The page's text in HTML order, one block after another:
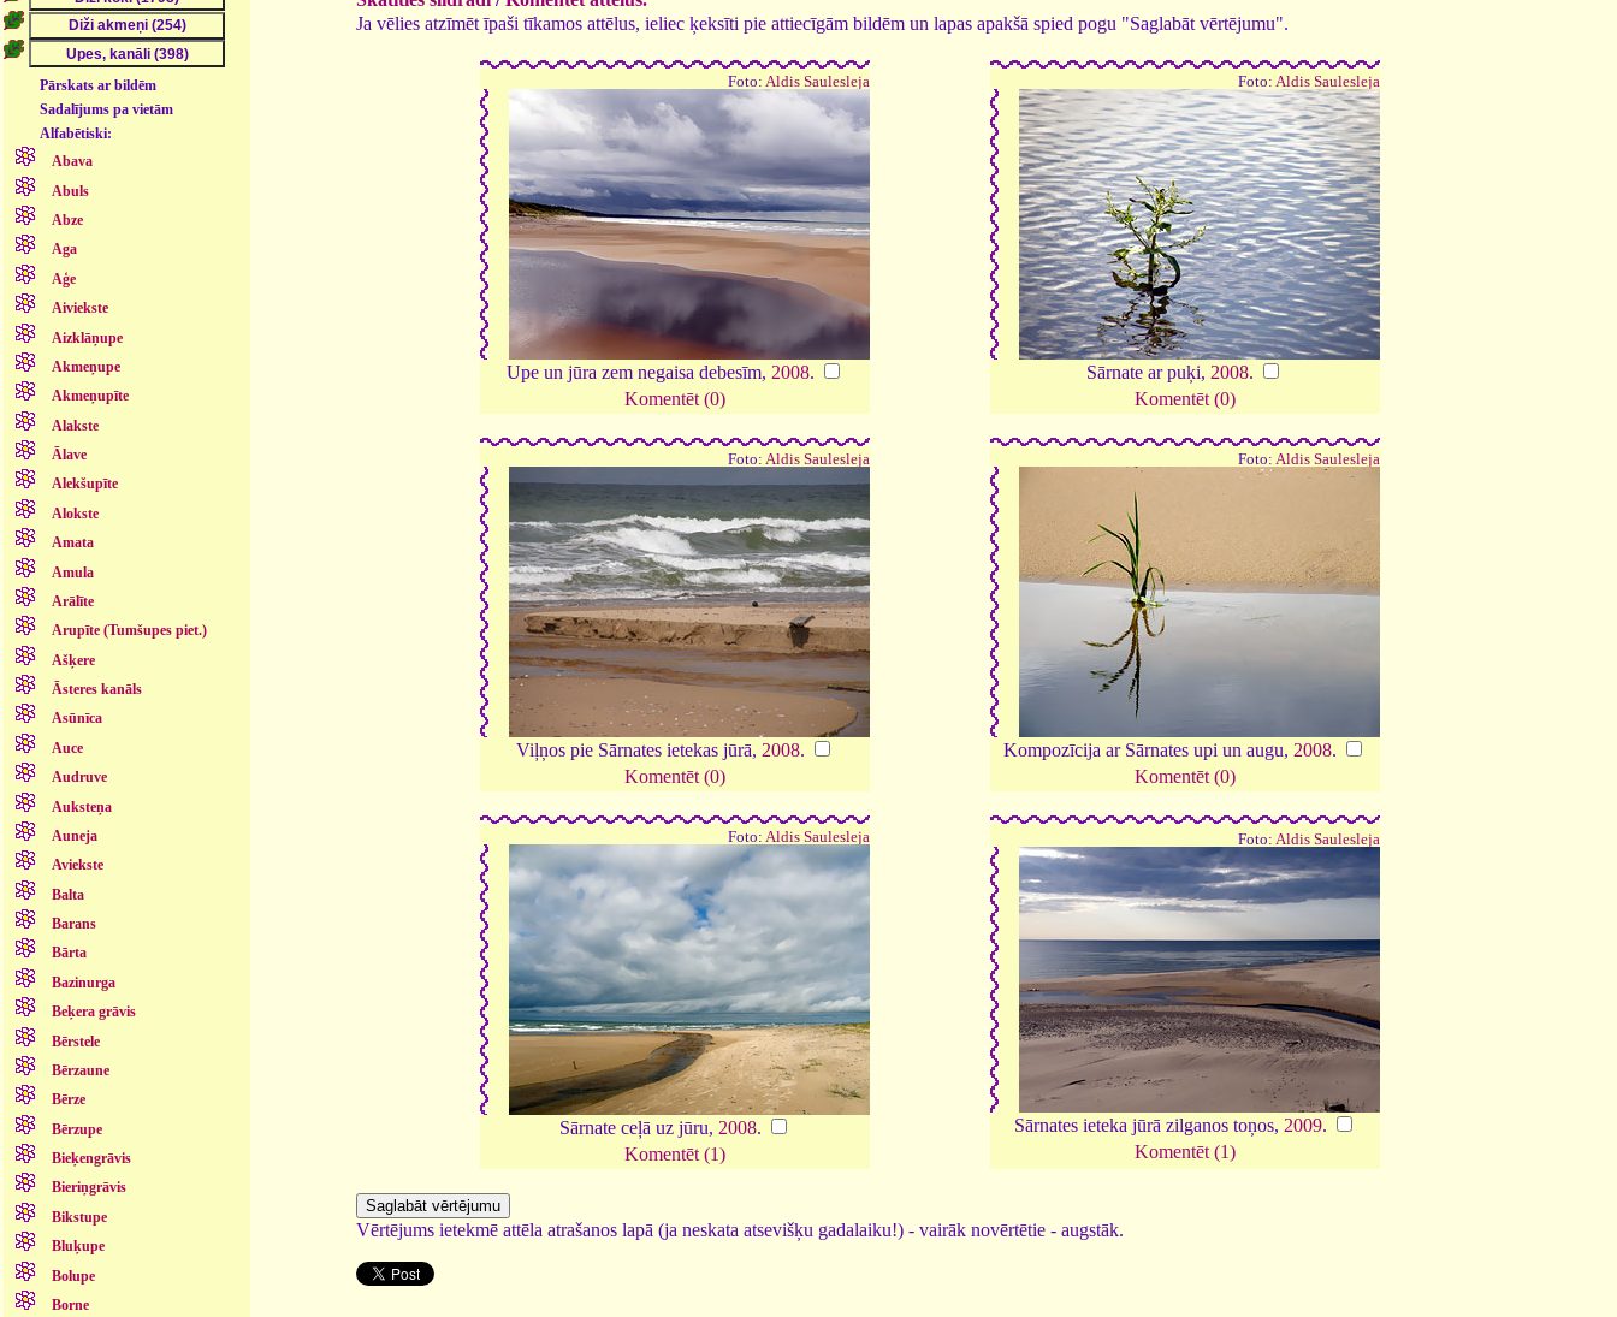
Pārskats ar bildēm
Sadalījums pa vietām
Alfabētiski:
Abava
Abuls
Abze
Aga
Aģe
Aiviekste
Aizklāņupe
Akmeņupe
Akmeņupīte
Alakste
Ālave
Alekšupīte
Alokste
Amata
Amula
Arālīte
Arupīte (Tumšupes piet.)
Ašķere
Āsteres kanāls
Asūnīca
Auce
Audruve
Auksteņa
Auneja
Aviekste
Balta
Barans
Bārta
Bazinurga
Beķera grāvis
Bērstele
Bērzaune
Bērze
Bērzupe
Bieķengrāvis
Bieriņgrāvis
Bikstupe
Bluķupe
Bolupe
Borne
Ja vēlies atzīmēt īpaši tīkamos attēlus, ieliec ķeksīti pie attiecīgām bildēm un lapas apakšā spied pogu "Saglabāt vērtējumu".
Foto: Aldis Saulesleja
Upe un jūra zem negaisa debesīm, 2008.
Komentēt (0)
Foto: Aldis Saulesleja
Sārnate ar puķi, 2008.
Komentēt (0)
Foto: Aldis Saulesleja
Viļņos pie Sārnates ietekas jūrā, 2008.
Komentēt (0)
Foto: Aldis Saulesleja
Kompozīcija ar Sārnates upi un augu, 2008.
Komentēt (0)
Foto: Aldis Saulesleja
Sārnate ceļā uz jūru, 2008.
Komentēt (1)
Foto: Aldis Saulesleja
Sārnates ieteka jūrā zilganos toņos, 2009.
Komentēt (1)
Vērtējums ietekmē attēla atrašanos lapā (ja neskata atsevišķu gadalaiku!) - vairāk novērtētie - augstāk.